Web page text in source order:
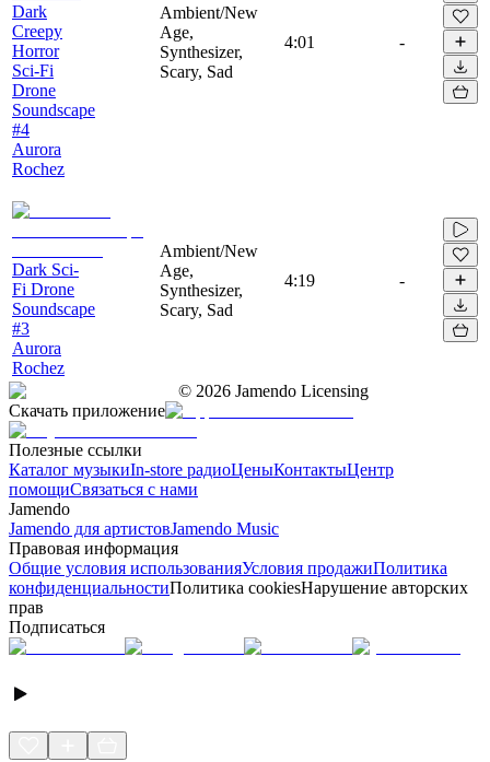
Dark
Creepy
Horror
Sci-Fi
Drone
Soundscape
#4
Aurora
Rochez
Ambient/New
Age,
Synthesizer,
Scary, Sad
4:01 -
Dark Sci-
Fi Drone
Soundscape
#3
Aurora
Rochez
Ambient/New
Age,
Synthesizer,
Scary, Sad
4:19 -
© 2026 Jamendo Licensing
Скачать приложение
Полезные ссылки
Каталог музыкиIn-store радиоЦеныКонтактыЦентр
помощиСвязаться с нами
Jamendo
Jamendo для артистовJamendo Music
Правовая информация
Общие условия использованияУсловия продажиПолитика
конфиденциальностиПолитика cookiesНарушение авторских
прав
Подписаться